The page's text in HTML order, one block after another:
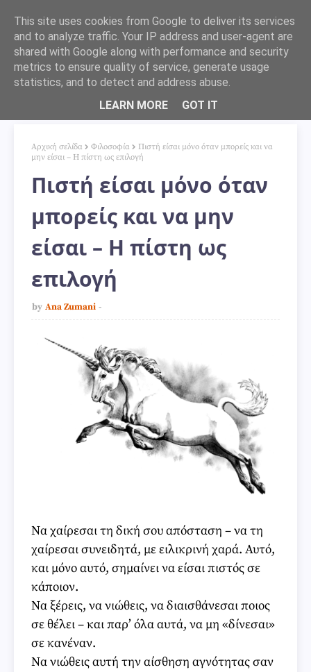
Αρχική σελίδα Φιλοσοφία
Πιστή είσαι μόνο όταν μπορείς και να
μην είσαι – Η πίστη ως επιλογή
Πιστή είσαι μόνο όταν
μπορείς και να μην
είσαι – Η πίστη ως
επιλογή
by Ana Zumani
Να χαίρεσαι τη δική σου απόσταση – να τη
χαίρεσαι συνειδητά, με ειλικρινή χαρά. Αυτό,
και μόνο αυτό, σημαίνει να είσαι πιστός σε
κάποιον.
Να ξέρεις, να νιώθεις, να διαισθάνεσαι ποιος
σε θέλει – και παρ’ όλα αυτά, να μη «δίνεσαι»
σε κανέναν.
Να νιώθεις αυτή την αίσθηση αγνότητας σαν
This site uses cookies from Google to deliver its services
and to analyze traffic. Your IP address and user-agent are
shared with Google along with performance and security
metrics to ensure quality of service, generate usage
statistics, and to detect and address abuse.
LEARN MORE
GOT IT